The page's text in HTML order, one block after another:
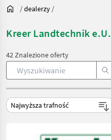
/dealerzy /
Kreer Landtechnik e.U.
42 Znalezione oferty